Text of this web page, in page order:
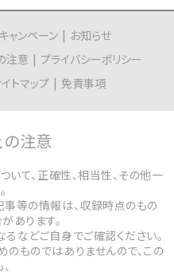
キャンペーン
お知らせ
注意
プライバシーポリシー
トマップ 免責事項
の注意
て、正確性、相当性、その他一
事等の情報は、収録時点のもの
あります。
などご自身でご確認ください。
のものではありませんので、この